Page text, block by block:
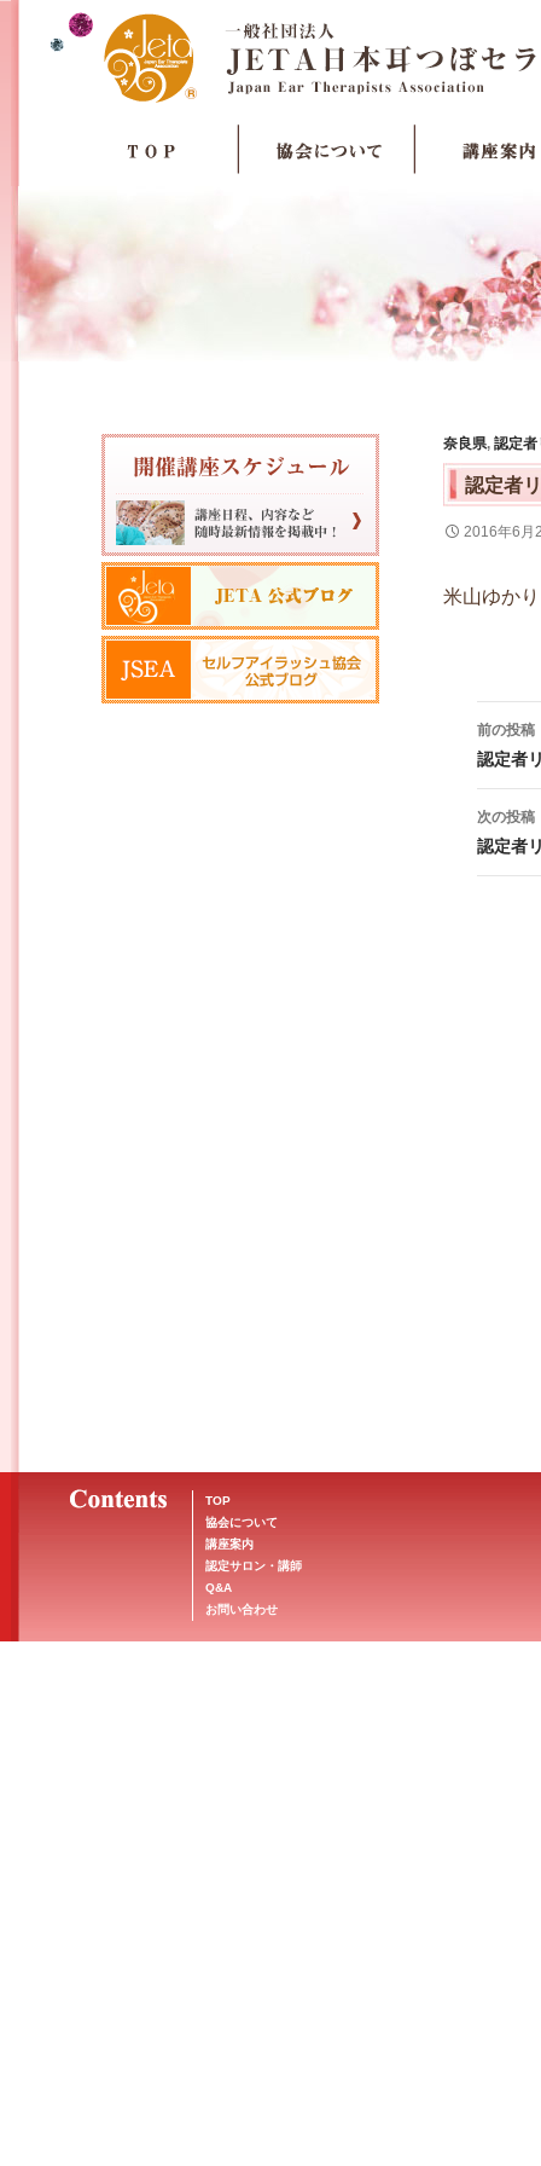
奈良県, 認定者
認定者
2016年6月
米山ゆかり
投稿
前の投稿
認定者
次の投稿
認定者
TOP
協会について
講座案内
認定サロン・講師
Q&A
お問い合わせ